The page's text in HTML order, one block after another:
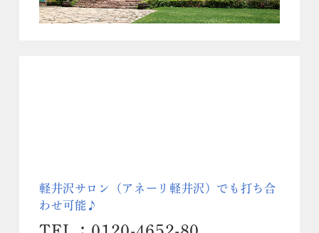
軽井沢サロン（アネーリ軽井沢）でも打ち合
わせ可能♪